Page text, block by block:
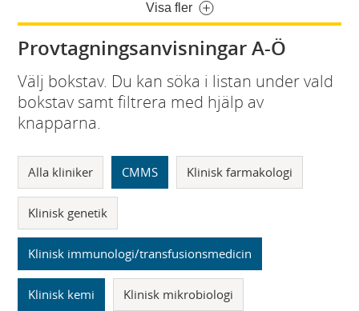
Visa fler
Provtagningsanvisningar A-Ö
Välj bokstav. Du kan söka i listan under vald
bokstav samt filtrera med hjälp av
knapparna.
Alla kliniker CMMS Klinisk farmakologi
Klinisk genetik
Klinisk immunologi/transfusionsmedicin
Klinisk kemi Klinisk mikrobiologi